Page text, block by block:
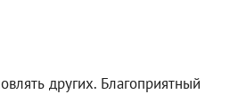
других. Благоприятный